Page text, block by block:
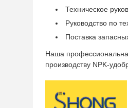
Техническое
Руководство по
Поставка
Наша
производству NPK-